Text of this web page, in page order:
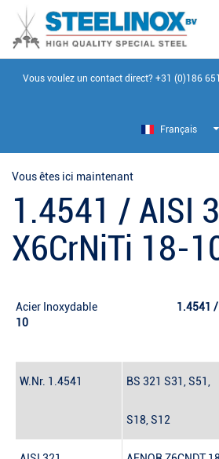
Vous voulez un contact direct? +31 (0)186
Français
Vous êtes ici maintenant
1.4541 / AISI
X6CrNiTi 18-
Acier Inoxydable 1.4541
10
W.Nr. 1.4541 BS 321 S31, S51,
S18, S12